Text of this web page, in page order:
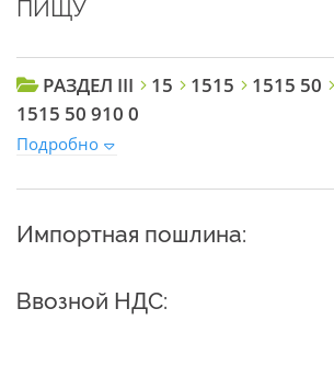
ПИЩУ
РАЗДЕЛ III 15 1515 1515 50
1515 50 910 0
Подробно
Импортная пошлина:
Ввозной НДС: